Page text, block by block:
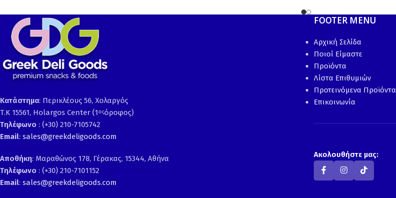
Κατάστημα: Περικλέους 56, Χολαργός
Τ.Κ 15561, Holargos Center (1οςόροφος)
Τηλέφωνο : (+30) 210-7105742
Email: sales@greekdeligoods.com
Αποθήκη: Μαραθώνος 178, Γέρακας, 15344, Αθήνα
Τηλέφωνο : (+30) 210-7101152
Email: sales@greekdeligoods.com
FOOTER MENU
Αρχική Σελίδα
Ποιοί Είμαστε
Προϊόντα
Λίστα Επιθυμιών
Προτεινόμενα Προϊόντα
Επικοινωνία
Ακολουθήστε μας: